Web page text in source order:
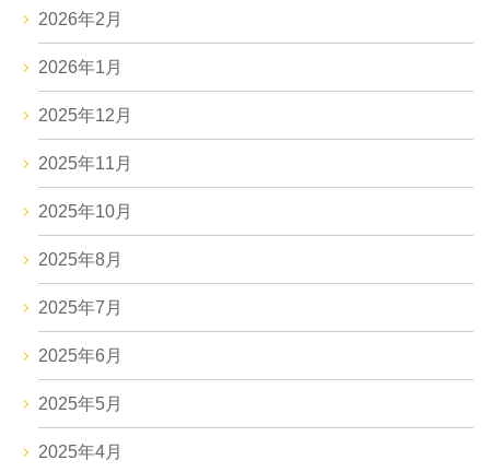
2026年2月
2026年1月
2025年12月
2025年11月
2025年10月
2025年8月
2025年7月
2025年6月
2025年5月
2025年4月